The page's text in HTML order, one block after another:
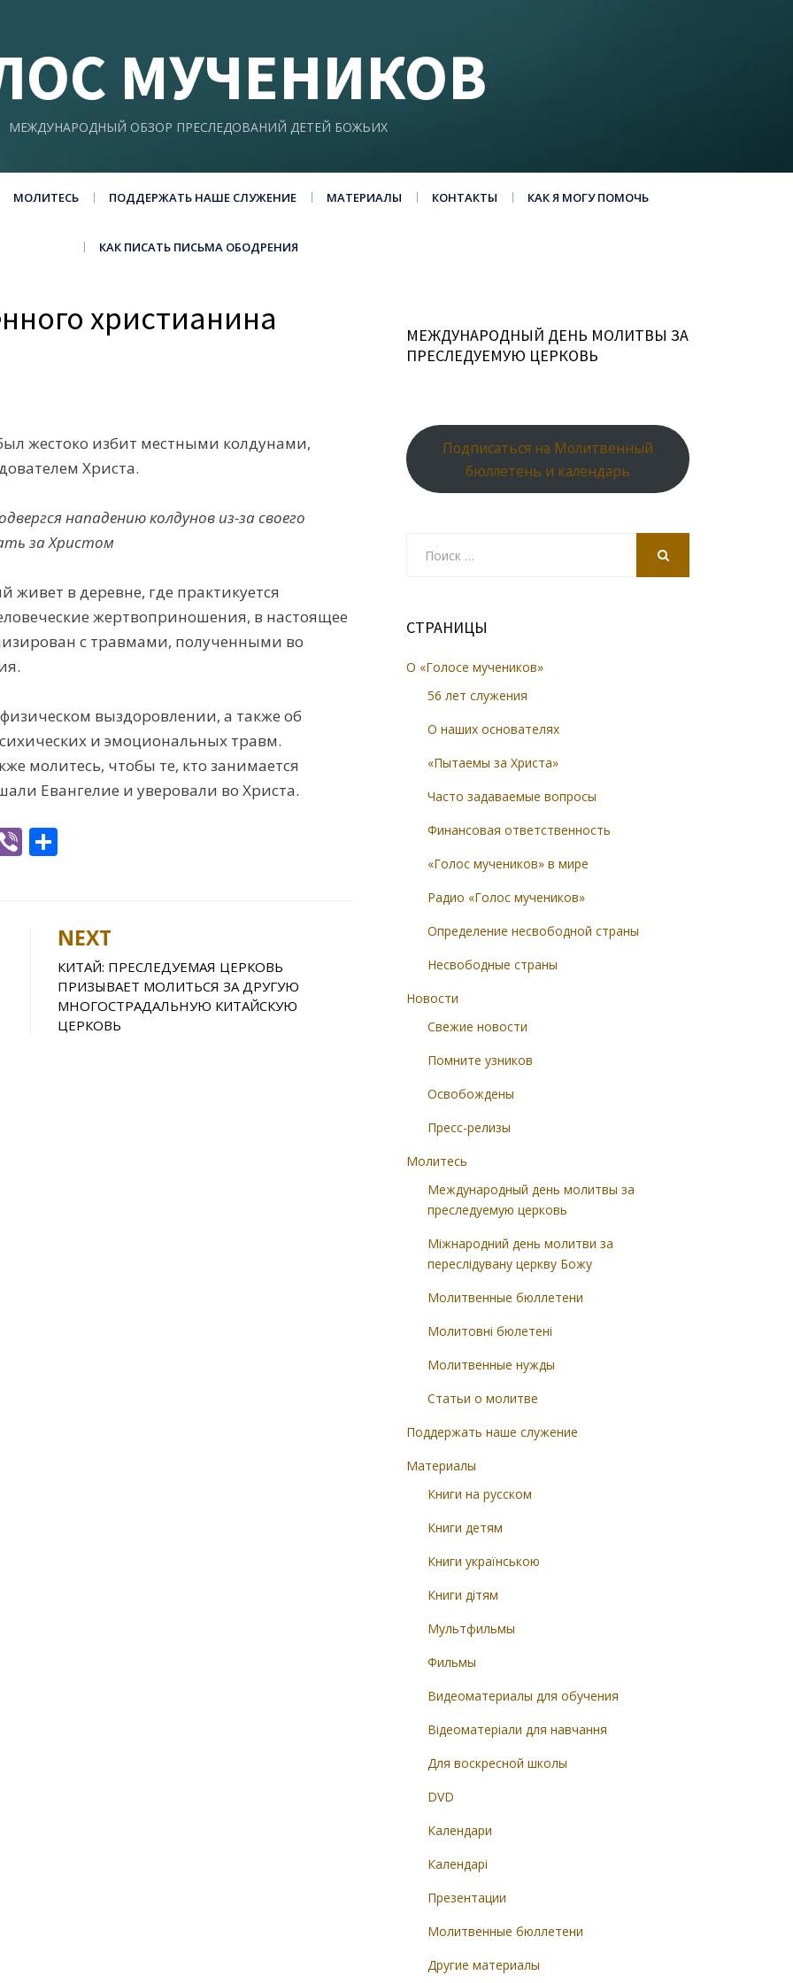
МУЧЕНИКОВ
МЕЖДУНАРОДНЫЙ ОБЗОР ПРЕСЛЕДОВАНИЙ ДЕТЕЙ БОЖЬИХ
МОЛИТЕСЬ ПОДДЕРЖАТЬ НАШЕ СЛУЖЕНИЕ МАТЕРИАЛЫ КОНТАКТЫ КАК Я МОГУ ПОМОЧЬ
КАК ПИСАТЬ ПИСЬМА ОБОДРЕНИЯ
христианина
жестоко избит местными колдунами,
Христа.
нападению колдунов из-за своего
за Христом
живет в деревне, где практикуется
жертвоприношения, в настоящее
с травмами, полученными во
выздоровлении, а также об
и эмоциональных травм.
молитесь, чтобы те, кто занимается
Евангелие и уверовали во Христа.
Vi
e
NEXT
КИТАЙ: ПРЕСЛЕДУЕМАЯ ЦЕРКОВЬ
ПРИЗЫВАЕТ МОЛИТЬСЯ ЗА ДРУГУЮ
МНОГОСТРАДАЛЬНУЮ КИТАЙСКУЮ
ЦЕРКОВЬ
МЕЖДУНАРОДНЫЙ ДЕНЬ МОЛИТВЫ ЗА
ПРЕСЛЕДУЕМУЮ ЦЕРКОВЬ
Подписаться на Молитвенный
бюллетень и календарь
СТРАНИЦЫ
О «Голосе мучеников»
56 лет служения
О наших основателях
«Пытаемы за Христа»
Часто задаваемые вопросы
Финансовая ответственность
«Голос мучеников» в мире
Радио «Голос мучеников»
Определение несвободной страны
Несвободные страны
Новости
Свежие новости
Помните узников
Освобождены
Пресс-релизы
Молитесь
Международный день молитвы за
преследуемую церковь
Міжнародний день молитви за
переслідувану церкву Божу
Молитвенные бюллетени
Молитовні бюлетені
Молитвенные нужды
Статьи о молитве
Поддержать наше служение
Материалы
Книги на русском
Книги детям
Книги українською
Книги дітям
Мультфильмы
Фильмы
Видеоматериалы для обучения
Відеоматеріали для навчання
Для воскресной школы
DVD
Календари
Календарі
Презентации
Молитвенные бюллетени
Другие материалы